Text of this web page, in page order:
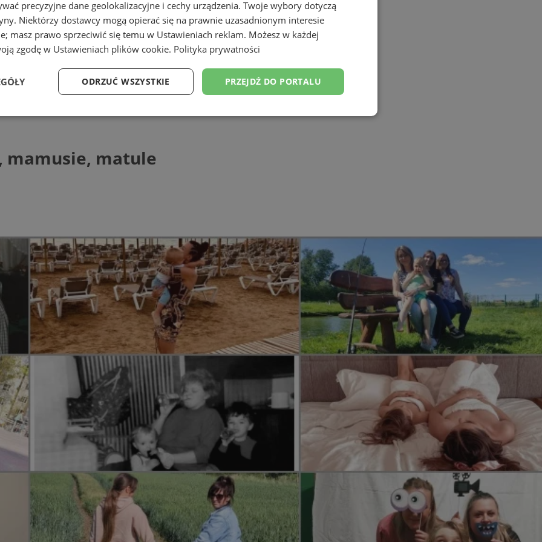
matule
mamusie, matule
precyzyjne dane geolokalizacyjne i cechy urządzenia. Twoje wybory dotyczą
Niektórzy dostawcy mogą opierać się na prawnie uzasadnionym interesie
masz prawo sprzeciwić się temu w Ustawieniach reklam. Możesz w każdej
zgodę w Ustawieniach plików cookie. Polityka prywatności
PRZEJDŹ DO PORTALU
ODRZUĆ WSZYSTKIE
Wydajność Targetowanie Funkcjonalność Niesklasyfikowane
niezbędnych plików cookie nie można prawidłowo korzystać ze strony internetowej.
Provider/
Domena
Okres
przechowywania
Opis
rudaslaska.com.pl 1 rok
Ten plik cookie przechowuje identyfikator sesji.
rudaslaska.com.pl 1 rok
Ten plik cookie przechowuje identyfikator sesji.
rudaslaska.com.pl 1 rok
Ten plik cookie przechowuje identyfikator sesji.
.tiktok.com 1 tydzień 3 dni
Ten plik cookie jest używany do celów
uwierzytelniania i bezpieczeństwa, zapewniając, że
użytkownicy pozostają zalogowani, a ich dane są
Cloudflare Inc.
30 minut
Ten plik cookie służy do rozróżniania ludzi i botów.
Jest to korzystne dla strony internetowej, ponieważ
umożliwia tworzenie ważnych raportów na temat
korzystania z jej witryny internetowej.
Cloudflare Inc.
.twitter.com
29 minut 59
sekund
Ten plik cookie służy do rozróżniania ludzi i botów.
Jest to korzystne dla strony internetowej, ponieważ
umożliwia tworzenie ważnych raportów na temat
korzystania z jej witryny internetowej.
YouTube
.youtube.com
5 miesięcy 4
tygodnie
Ten plik cookie jest używany do przechowywania
zgody użytkownika i wyboru prywatności dla ich
interakcji z witryną. Rejestruje dane dotyczące
zgody odwiedzającego na różne polityki i
ustawienia prywatności, zapewniając, że ich
preferencje zostaną uhonorowane w przyszłych
sesjach.
CookieScript
4 tygodnie 2 dni
Ten plik cookie jest używany przez usługę Cookie-
Polityce prywatności Google